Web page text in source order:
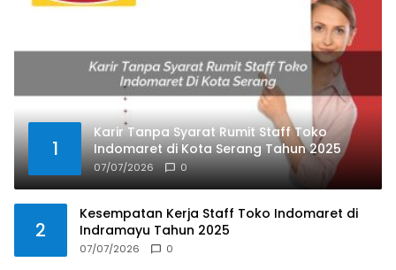
1
Karir Tanpa Syarat Rumit Staff Toko
Indomaret di Kota Serang Tahun 2025
07/07/2026 0
2
Kesempatan Kerja Staff Toko Indomaret di
Indramayu Tahun 2025
07/07/2026 0